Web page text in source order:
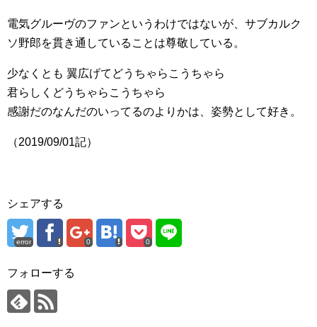
電気グルーヴのファンというわけではないが、サブカルク
ソ野郎を貫き通していることは尊敬している。
少なくとも 翼広げてどうちゃらこうちゃら
君らしくどうちゃらこうちゃら
感謝だのなんだのいってるのよりかは、姿勢として好き。
（2019/09/01記）
シェアする
error 0 0
フォローする